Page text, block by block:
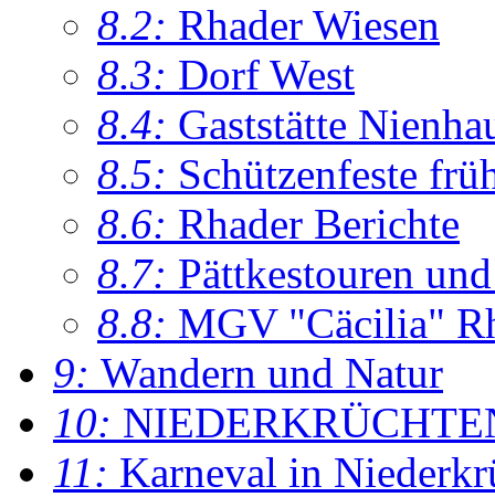
8.2: Rhader Wiesen
8.3: Dorf West
8.4: Gaststätte
8.5: Schützenfeste
8.6: Rhader Berichte
8.7: Pättkestouren
8.8: MGV "Cäcilia"
9: Wandern und Natur
10:
11: Karneval in